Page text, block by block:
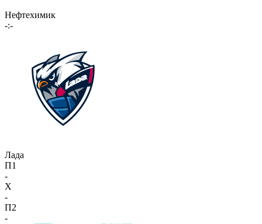
Нефтехимик
-:-
Лада
П1
-
X
-
П2
-